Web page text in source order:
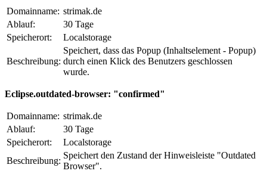
Domainname: strimak.de
Ablauf:
30 Tage
Speicherort:
Localstorage
Beschreibung:
Speichert, dass das Popup (Inhaltselement - Popup)
durch einen Klick des Benutzers geschlossen
wurde.
Eclipse.outdated-browser: "confirmed"
Domainname: strimak.de
Ablauf:
30 Tage
Speicherort:
Localstorage
Beschreibung:
Speichert den Zustand der Hinweisleiste "Outdated
Browser".